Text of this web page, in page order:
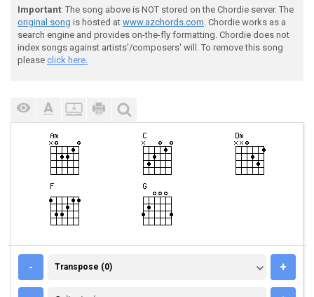
Important: The song above is NOT stored on the Chordie server. The
original song is hosted at www.azchords.com. Chordie works as a
search engine and provides on-the-fly formatting. Chordie does not
index songs against artists'/composers' will. To remove this song
please click here.
- TRANSPOSE (0)
Transpose (0) +